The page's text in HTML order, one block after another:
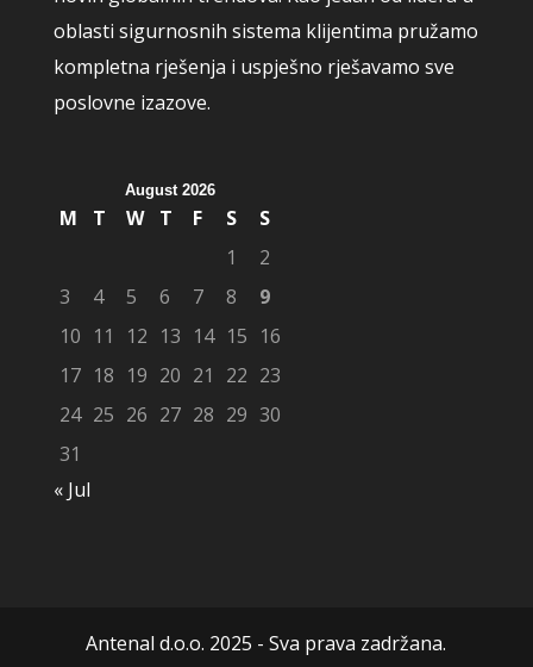
oblasti sigurnosnih sistema klijentima pružamo
kompletna rješenja i uspješno rješavamo sve
poslovne izazove.
August 2026
M T W T F S
S
1
2
3
4 5 6 7 8
9
10 11 12 13 14 15 16
17 18 19 20 21 22 23
24 25 26 27 28 29 30
31
« Jul
Antenal d.o.o. 2025 - Sva prava zadržana.